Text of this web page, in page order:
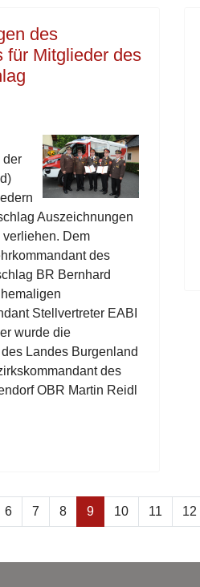
des
für Mitglieder des
der
Auszeichnungen
Dem
des
BR Bernhard
Stellvertreter EABI
wurde die
Landes Burgenland
des
OBR Martin Reidl
6 7 8 9 10 11 12